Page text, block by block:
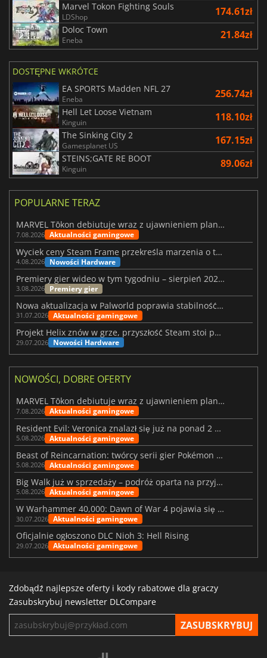
Marvel Tokon Fighting Souls
LDShop 174.61zł
Doloc Town
Eneba 21.84zł
DOSTĘPNE WKRÓTCE
EA SPORTS Madden NFL 27
Eneba 256.74zł
Hell Let Loose Vietnam
Kinguin 118.10zł
The Sinking City 2
Gamesplanet US 167.15zł
STEINS;GATE RE BOOT
Kinguin 89.06zł
POPULARNE TERAZ
MARVEL Tōkon debiutuje wraz z ujawnieniem planu rozwoju na pierwszy rok
7.08.2026 Aktualności gamingowe
Wyciek ceny Steam Frame przekreśla marzenia o tanim zestawie VR
4.08.2026 Nowości Hardware
Premiery gier wideo w tym tygodniu – sierpień 2026 r. (32. tydzień)
3.08.2026 Premiery gier
Nowa aktualizacja w Palworld poprawia stabilność Sunreach i walk z bossami
31.07.2026 Aktualności gamingowe
Projekt Helix znów w grze, przyszłość Steam stoi pod znakiem zapytania
29.07.2026 Nowości Hardware
NOWOŚCI, DOBRE OFERTY
MARVEL Tōkon debiutuje wraz z ujawnieniem planu rozwoju na pierwszy rok
7.08.2026 Aktualności gamingowe
Resident Evil: Veronica znalazł się już na ponad 2 milionach list życzeń
5.08.2026 Aktualności gamingowe
Beast of Reincarnation: twórcy serii gier Pokémon wkraczają na nową ścieżkę
5.08.2026 Aktualności gamingowe
Big Walk już w sprzedaży – podróż oparta na przyjaźni
5.08.2026 Aktualności gamingowe
W Warhammer 40,000: Dawn of War 4 pojawia się frakcja Nekronów
30.07.2026 Aktualności gamingowe
Oficjalnie ogłoszono DLC Nioh 3: Hell Rising
29.07.2026 Aktualności gamingowe
Zdobądź najlepsze oferty i kody rabatowe dla graczy
Zasubskrybuj newsletter DLCompare